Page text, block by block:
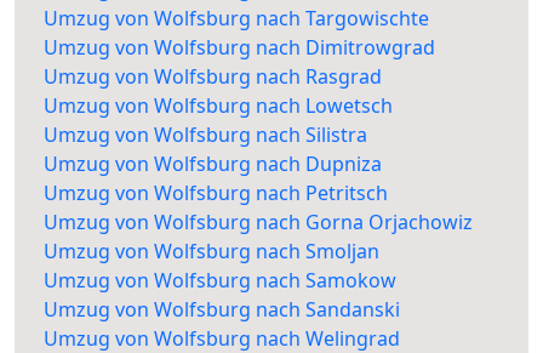
Umzug von Wolfsburg nach Targowischte
Umzug von Wolfsburg nach Dimitrowgrad
Umzug von Wolfsburg nach Rasgrad
Umzug von Wolfsburg nach Lowetsch
Umzug von Wolfsburg nach Silistra
Umzug von Wolfsburg nach Dupniza
Umzug von Wolfsburg nach Petritsch
Umzug von Wolfsburg nach Gorna Orjachowiz
Umzug von Wolfsburg nach Smoljan
Umzug von Wolfsburg nach Samokow
Umzug von Wolfsburg nach Sandanski
Umzug von Wolfsburg nach Welingrad